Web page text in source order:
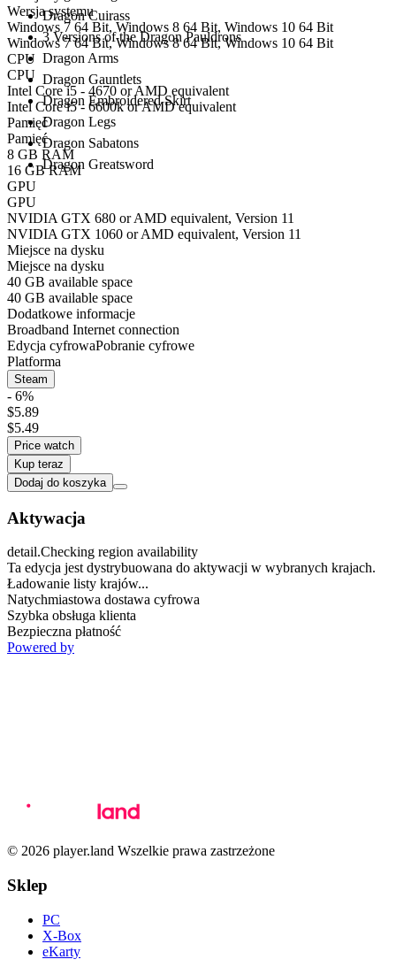
Dragon Cuirass
3 Versions of the Dragon Pauldrons
Dragon Arms
Dragon Gauntlets
Dragon Embroidered Skirt
Dragon Legs
Dragon Sabatons
Dragon Greatsword
Wersja systemu
Windows 7 64 Bit, Windows 8 64 Bit, Windows 10 64 Bit
Windows 7 64 Bit, Windows 8 64 Bit, Windows 10 64 Bit
CPU
CPU
Intel Core i5 - 4670 or AMD equivalent
Intel Core i5 - 6600k or AMD equivalent
Pamięć
Pamięć
8 GB RAM
16 GB RAM
GPU
GPU
NVIDIA GTX 680 or AMD equivalent, Version 11
NVIDIA GTX 1060 or AMD equivalent, Version 11
Miejsce na dysku
Miejsce na dysku
40 GB available space
40 GB available space
Dodatkowe informacje
Broadband Internet connection
Edycja cyfrowaPobranie cyfrowe
Platforma
Steam
- 6%
$5.89
$5.49
Price watch
Kup teraz
Dodaj do koszyka
Aktywacja
detail.Checking region availability
Ta edycja jest dystrybuowana do aktywacji w wybranych krajach.
Ładowanie listy krajów...
Natychmiastowa dostawa cyfrowa
Szybka obsługa klienta
Bezpieczna płatność
Powered by
© 2026 player.land Wszelkie prawa zastrzeżone
Sklep
PC
X-Box
eKarty